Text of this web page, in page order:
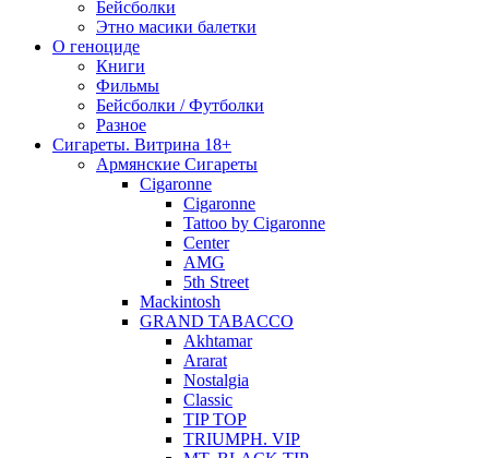
Бейсболки
Этно масики балетки
О геноциде
Книги
Фильмы
Бейсболки / Футболки
Разное
Сигареты. Витрина 18+
Армянские Сигареты
Cigaronne
Cigaronne
Tattoo by Cigaronne
Center
AMG
5th Street
Mackintosh
GRAND TABACCO
Akhtamar
Ararat
Nostalgia
Classic
TIP TOP
TRIUMPH. VIP